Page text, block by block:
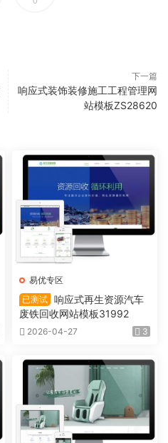
下一篇
响应式装饰装修施工工程管理网
站模板ZS28620
易优专区
已测试 响应式再生资源汽车
废铁回收网站模板31992
2026-04-27 3